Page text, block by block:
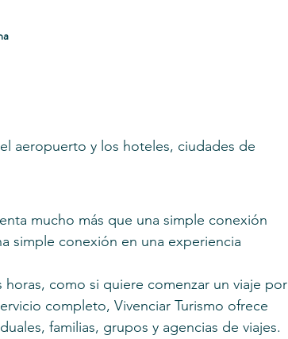
aeropuerto y los hoteles, ciudades de
mucho más que una simple conexión
simple conexión en una experiencia
como si quiere comenzar un viaje por
completo, Vivenciar Turismo ofrece
familias, grupos y agencias de viajes.